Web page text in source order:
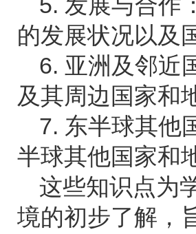
5. 发展与合作
的发展状况以及
6. 亚洲及邻近
及其周边国家和
7. 东半球其他
半球其他国家和
这些知识点为
境的初步了解，